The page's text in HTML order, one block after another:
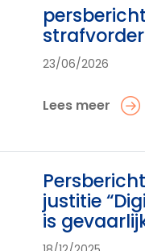
23/06/2026
Lees meer
justitie
is